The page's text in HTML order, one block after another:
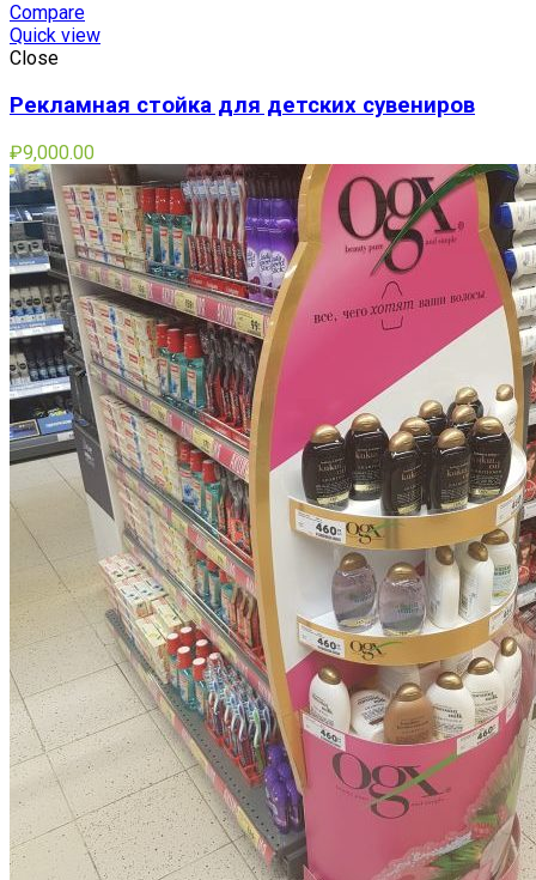
Compare
Quick view
Close
Рекламная стойка для детских сувениров
₽9,000.00